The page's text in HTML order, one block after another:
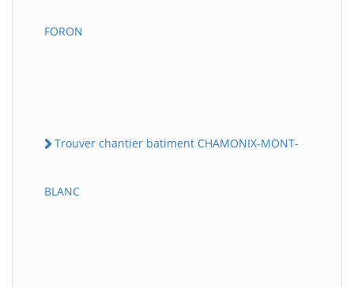
FORON
Trouver chantier batiment CHAMONIX-MONT-
BLANC